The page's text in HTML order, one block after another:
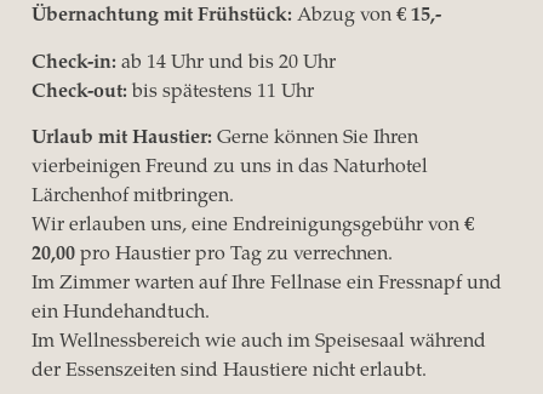
Übernachtung mit Frühstück: Abzug von € 15,-
Check-in: ab 14 Uhr und bis 20 Uhr
Check-out: bis spätestens 11 Uhr
Urlaub mit Haustier: Gerne können Sie Ihren
vierbeinigen Freund zu uns in das Naturhotel
Lärchenhof mitbringen.
Wir erlauben uns, eine Endreinigungsgebühr von €
20,00pro Haustier pro Tag zu verrechnen.
Im Zimmer warten auf Ihre Fellnase ein Fressnapf und
ein Hundehandtuch.
Im Wellnessbereich wie auch im Speisesaal während
der Essenszeiten sind Haustiere nicht erlaubt.